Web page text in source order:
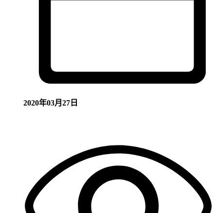
2020年03月27日